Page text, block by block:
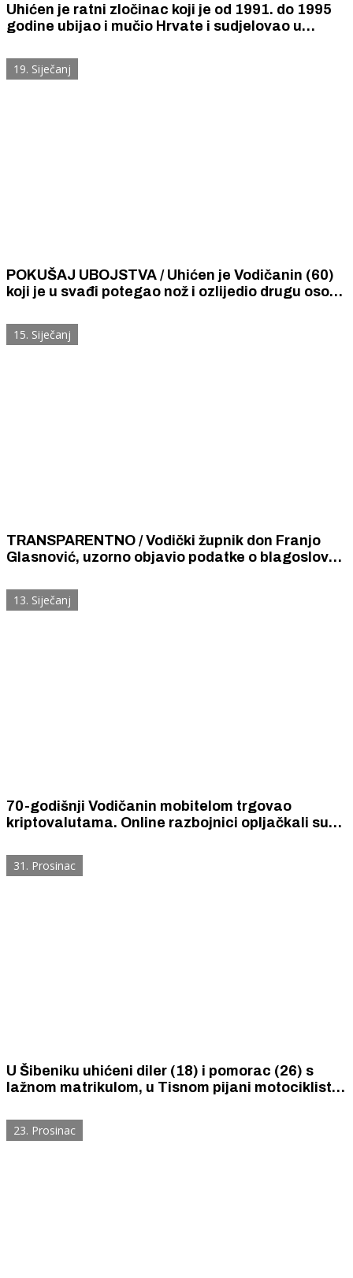
Uhićen je ratni zločinac koji je od 1991. do 1995
godine ubijao i mučio Hrvate i sudjelovao u
Vodica i Skradina.
19. Siječanj
POKUŠAJ UBOJSTVA / Uhićen je Vodičanin (60)
koji je u svađi potegao nož i ozlijedio drugu osobu
15. Siječanj
TRANSPARENTNO / Vodički župnik don Franjo
Glasnović, uzorno objavio podatke o blagoslovu
novcu dali vodički vjernici
13. Siječanj
70-godišnji Vodičanin mobitelom trgovao
kriptovalutama. Online razbojnici opljačkali su
31. Prosinac
U Šibeniku uhićeni diler (18) i pomorac (26) s
lažnom matrikulom, u Tisnom pijani motociklist
prevarant (69)
23. Prosinac